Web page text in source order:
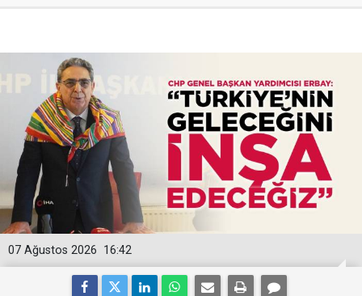
16:42
07 Ağustos 2026